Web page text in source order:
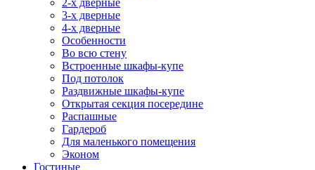
2-х дверные
3-х дверные
4-х дверные
Особенности
Во всю стену
Встроенные шкафы-купе
Под потолок
Раздвижные шкафы-купе
Открытая секция посередине
Распашные
Гардероб
Для маленького помещения
Эконом
Гостиные